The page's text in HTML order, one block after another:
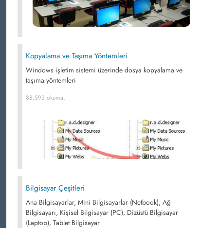
Kopyalama ve Taşıma Yöntemleri
Windows işletim sistemi üzerinde dosya kopyalama ve
taşıma yöntemleri
88,593 okuma,
Bilgisayar Çeşitleri
Ana Bilgisayarlar, Mini Bilgisayarlar (Netbook), Ağ
Bilgisayarı, Kişisel Bilgisayar (PC), Dizüstü Bilgisayar
(Laptop), Tablet Bilgisayar